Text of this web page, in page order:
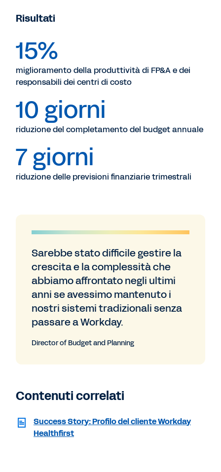
Risultati
15%
miglioramento della produttività di FP&A e dei
responsabili dei centri di costo
10 giorni
riduzione del completamento del budget annuale
7 giorni
riduzione delle previsioni finanziarie trimestrali
Sarebbe stato difficile gestire la
crescita e la complessità che
abbiamo affrontato negli ultimi
anni se avessimo mantenuto i
nostri sistemi tradizionali senza
passare a Workday.
Director of Budget and Planning
Contenuti correlati
Success Story: Profilo del cliente Workday
Healthfirst